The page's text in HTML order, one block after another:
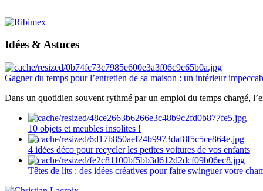
Idées & Astuces
Gagner du temps pour l’entretien de sa maison : un intérieur
Dans un quotidien souvent rythmé par un emploi du temps chargé,
10 objets et meubles insolites !
4 idées déco pour recycler les petites voitures de vos enfants
Têtes de lits : des idées créatives pour faire swinguer votre